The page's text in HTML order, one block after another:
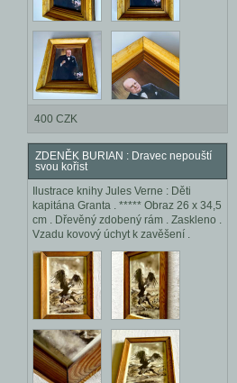
400 CZK
ZDENĚK BURIAN : Dravec nepouští
svou kořist
Ilustrace knihy Jules Verne : Děti
kapitána Granta . ***** Obraz 26 x 34,5
cm . Dřevěný zdobený rám . Zaskleno .
Vzadu kovový úchyt k zavěšení .